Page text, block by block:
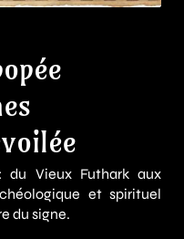
du Vieux Futhark aux
et spirituel
du signe.